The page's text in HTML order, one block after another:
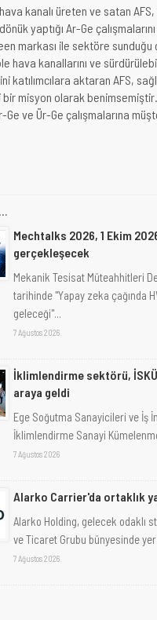
kanalı üreten ve satan
yaptığı Ar-Ge
markası ile sektöre
hava kanallarını ve
katılımcılara aktaran AFS,
misyon olarak
ve Ür-Ge çalışmalarına
Mechtalks 2026, 1 Ekim
gerçekleşecek
Mekanik Tesisat Müteahhitleri
tarihinde "Yapay zeka çağında
geleceği"...
7 Ağustos 2026
İklimlendirme sektörü,
araya geldi
Ege Soğutma Sanayicileri ve İş
İklimlendirme Sanayi
7 Ağustos 2026
Alarko Carrier'da ortaklık
Alarko Holding, gelecek odaklı
ve Ticaret Grubu bünyesinde
7 Ağustos 2026